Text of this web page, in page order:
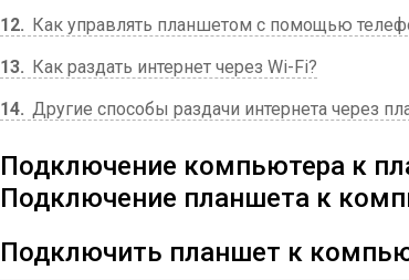
12
Как управлять планшетом с помощью
13
Как раздать интернет через Wi-Fi?
14 Другие способы раздачи интернета через
Подключение компьютера к
Подключение планшета к
Подключить планшет к